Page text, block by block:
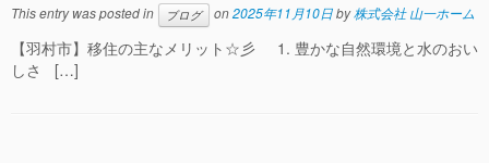
This entry was posted in ブログ on2025年11月10日by株式会社 山一ホーム
【羽村市】移住の主なメリット☆彡 1. 豊かな自然環境と水のおい
しさ […]